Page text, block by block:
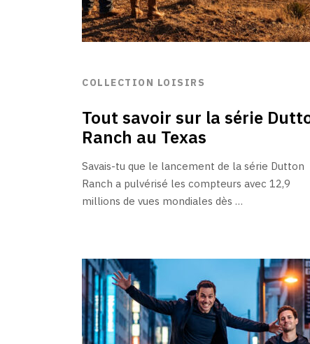
COLLECTION LOISIRS
Tout savoir sur la série
Ranch au Texas
Savais-tu que le lancement de la série Dutton
Ranch a pulvérisé les compteurs avec 12,9
millions de vues mondiales dès …